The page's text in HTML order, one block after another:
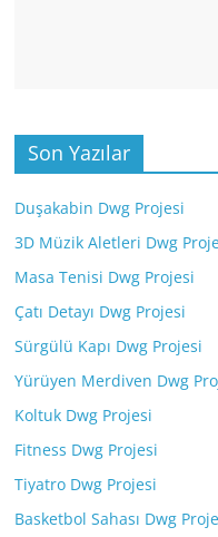
Son Yazılar
Duşakabin Dwg Projesi
3D Müzik Aletleri Dwg
Masa Tenisi Dwg Projesi
Çatı Detayı Dwg Projesi
Sürgülü Kapı Dwg Projesi
Yürüyen Merdiven Dwg
Koltuk Dwg Projesi
Fitness Dwg Projesi
Tiyatro Dwg Projesi
Basketbol Sahası Dwg